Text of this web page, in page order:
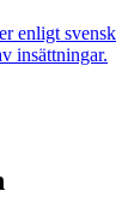
enligt svensk
insättningar.